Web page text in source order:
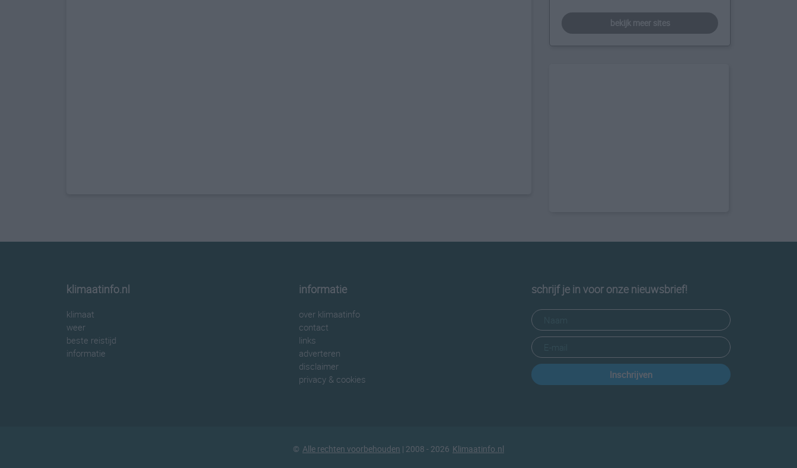
bekijk meer sites
klimaatinfo.nl
klimaat
weer
beste reistijd
informatie
informatie
over klimaatinfo
contact
links
adverteren
disclaimer
privacy & cookies
schrijf je in voor onze nieuwsbrief!
Inschrijven
© Alle rechten voorbehouden | 2008 - 2026 Klimaatinfo.nl